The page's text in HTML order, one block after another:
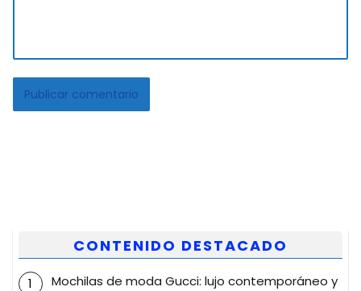
CONTENIDO DESTACADO
Mochilas de moda Gucci: lujo contemporáneo y